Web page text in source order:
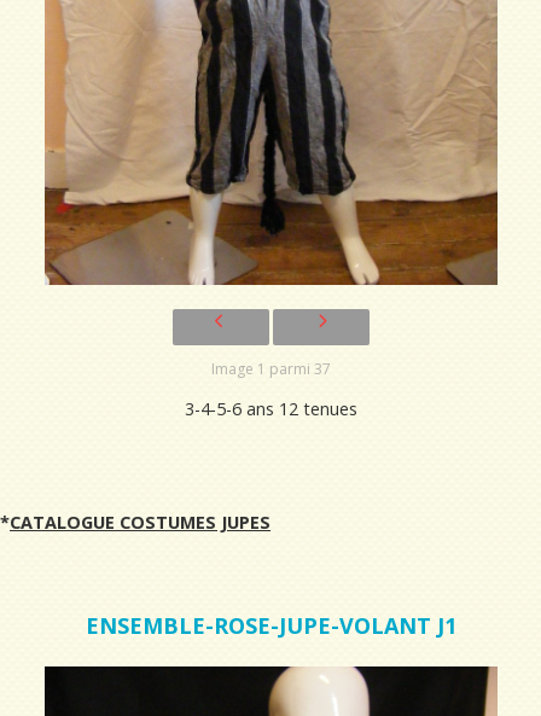
Image 1 parmi 37
3-4-5-6 ans 12 tenues
*CATALOGUE COSTUMES JUPES
ENSEMBLE-ROSE-JUPE-VOLANT J1